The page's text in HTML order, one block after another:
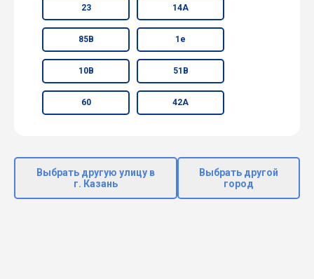
23 14А
85В 1е
10В 51В
60 42А
Выбрать другую улицу в
г. Казань
Выбрать другой
город